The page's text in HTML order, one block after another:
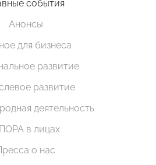
события
Анонсы
для бизнеса
развитие
развитие
деятельность
в лицах
о нас